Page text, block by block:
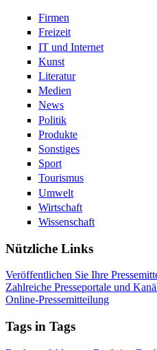
Firmen
Freizeit
IT und Internet
Kunst
Literatur
Medien
News
Politik
Produkte
Sonstiges
Sport
Tourismus
Umwelt
Wirtschaft
Wissenschaft
Nützliche Links
Veröffentlichen Sie Ihre
Zahlreiche Presseportale und
Online-Pressemitteilung
Tags in Tags